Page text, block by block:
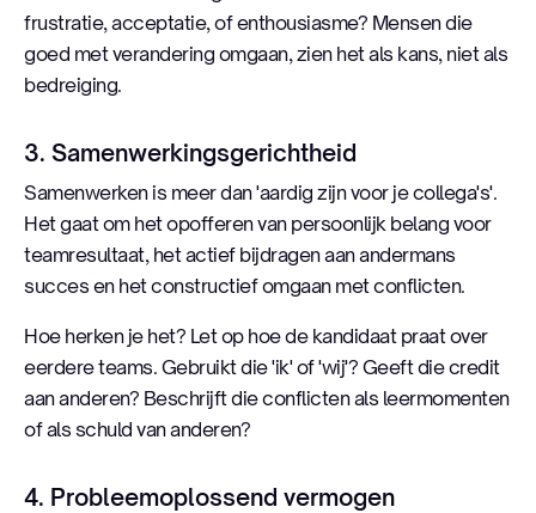
frustratie, acceptatie, of enthousiasme? Mensen die
goed met verandering omgaan, zien het als kans, niet als
bedreiging.
3. Samenwerkingsgerichtheid
Samenwerken is meer dan 'aardig zijn voor je collega's'.
Het gaat om het opofferen van persoonlijk belang voor
teamresultaat, het actief bijdragen aan andermans
succes en het constructief omgaan met conflicten.
Hoe herken je het? Let op hoe de kandidaat praat over
eerdere teams. Gebruikt die 'ik' of 'wij'? Geeft die credit
aan anderen? Beschrijft die conflicten als leermomenten
of als schuld van anderen?
4. Probleemoplossend vermogen